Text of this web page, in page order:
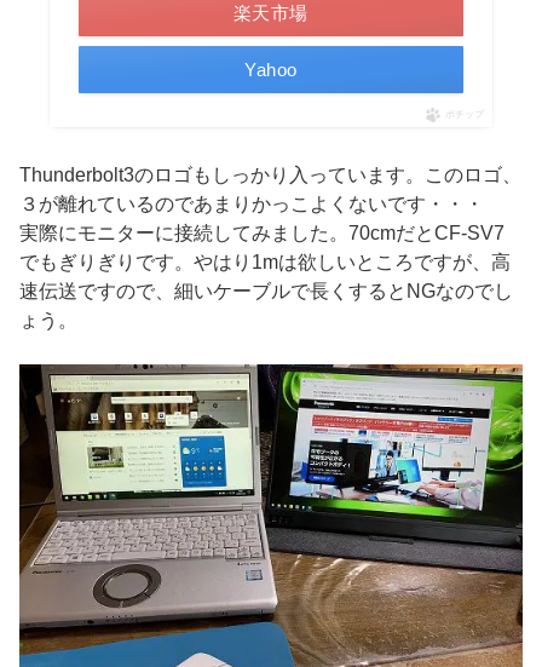
楽天市場
Yahoo
ポチップ
Thunderbolt3のロゴもしっかり入っています。このロゴ、
３が離れているのであまりかっこよくないです・・・
実際にモニターに接続してみました。70cmだとCF-SV7
でもぎりぎりです。やはり1mは欲しいところですが、高
速伝送ですので、細いケーブルで長くするとNGなのでし
ょう。